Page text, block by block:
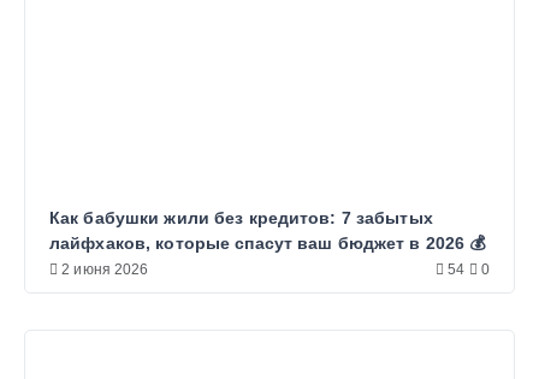
Как бабушки жили без кредитов: 7 забытых
лайфхаков, которые спасут ваш бюджет в 2026 💰
2 июня 2026 54 0